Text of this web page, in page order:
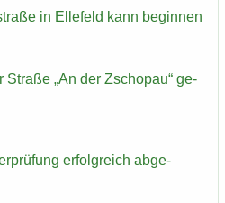
in El­le­feld kann be­gin­nen
Stra­ße „An der Zscho­pau“ ge­
er­folg­reich ab­ge­